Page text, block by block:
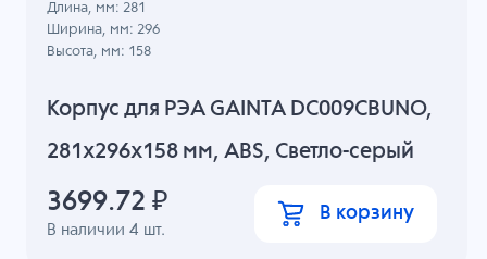
Корпус для РЭА GAINTA DC009CBUNO,
281x296x158 мм, ABS, Светло-серый
В наличии4 шт.
Длина, мм: 281
Ширина, мм: 296
Высота, мм: 158
3699.72 ₽ В корзину